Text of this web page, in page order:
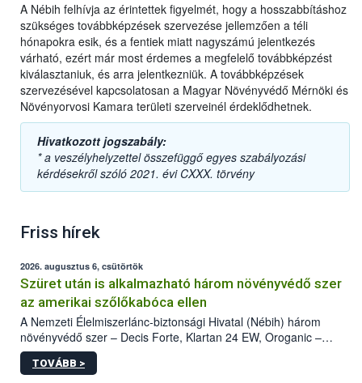
A Nébih felhívja az érintettek figyelmét, hogy a hosszabbításhoz
szükséges továbbképzések szervezése jellemzően a téli
hónapokra esik, és a fentiek miatt nagyszámú jelentkezés
várható, ezért már most érdemes a megfelelő továbbképzést
kiválasztaniuk, és arra jelentkezniük. A továbbképzések
szervezésével kapcsolatosan a Magyar Növényvédő Mérnöki és
Növényorvosi Kamara területi szerveinél érdeklődhetnek.
Hivatkozott jogszabály:
* a veszélyhelyzettel összefüggő egyes szabályozási
kérdésekről szóló 2021. évi CXXX. törvény
Friss hírek
2026. augusztus 6, csütörtök
Szüret után is alkalmazható három növényvédő szer
az amerikai szőlőkabóca ellen
A Nemzeti Élelmiszerlánc-biztonsági Hivatal (Nébih) három
növényvédő szer – Decis Forte, Klartan 24 EW, Oroganic –
engedélyokiratát módosította, így azok a szüretet követően,
egészen a vesszőérettség (BBCH 91) stádiumáig
TOVÁBB >